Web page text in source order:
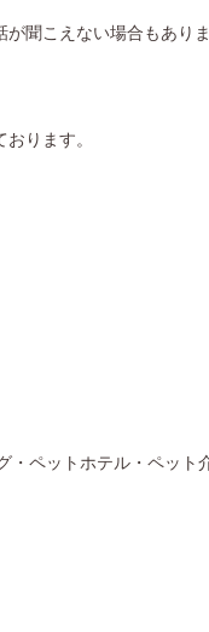
が聞こえない場合もあり
ります。
ペットホテル・ペット